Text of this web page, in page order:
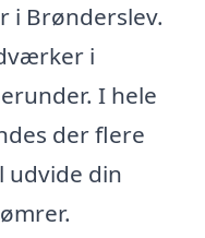
i Brønderslev.
i
I hele
der flere
udvide din